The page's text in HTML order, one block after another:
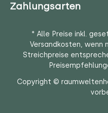
Zahlungsarten
* Alle Preise inkl.
Versandkosten, wenn
Streichpreise
Copyright ©